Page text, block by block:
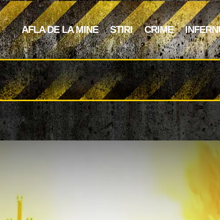
AFLA DE LA MINE STIRI CRIME